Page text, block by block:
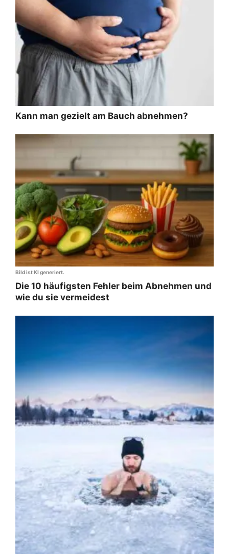
Kann man gezielt am Bauch abnehmen?
Bild ist KI generiert.
Die 10 häufigsten Fehler beim Abnehmen und
wie du sie vermeidest